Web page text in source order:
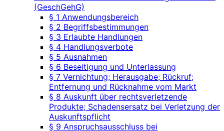
(GeschGehG)
§ 1 Anwendungsbereich
§ 2 Begriffsbestimmungen
§ 3 Erlaubte Handlungen
§ 4 Handlungsverbote
§ 5 Ausnahmen
§ 6 Beseitigung und Unterlassung
§ 7 Vernichtung; Herausgabe; Rückruf;
Entfernung und Rücknahme vom Markt
§ 8 Auskunft über rechtsverletzende
Produkte; Schadensersatz bei Verletzung der
Auskunftspflicht
§ 9 Anspruchsausschluss bei